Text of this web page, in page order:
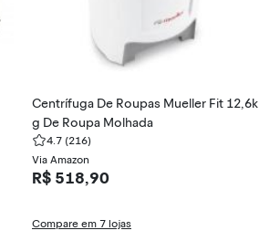
Centrífuga De Roupas Mueller Fit 12,6k
g De Roupa Molhada
4.7 (216)
Via Amazon
R$ 518,90
Compare em 7 lojas